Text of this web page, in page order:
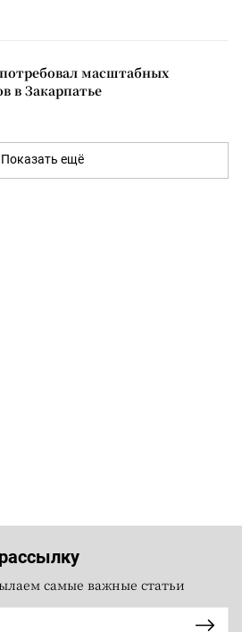
масштабных
в Закарпатье
Показать ещё
самые важные статьи